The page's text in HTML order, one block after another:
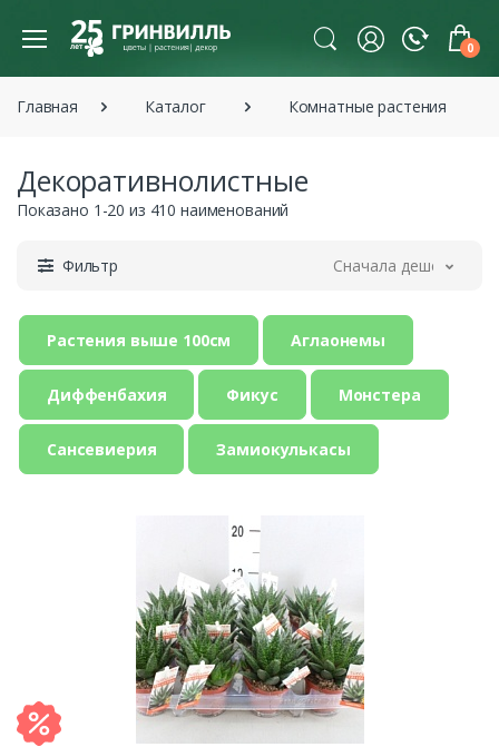
0
Главная Каталог Комнатные растения
Декоративнолистные
Показано 1-20 из 410 наименований
Фильтр Сначала дешевле
Растения выше 100см Аглаонемы
Диффенбахия Фикус Монстера
Сансевиерия Замиокулькасы